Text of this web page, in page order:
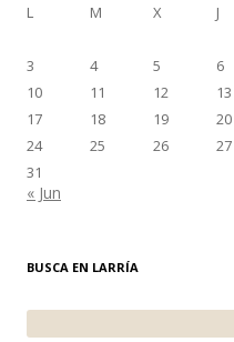
L
M X J
3
4 5 6
10
11 12 13
17
18 19 20
24
25 26 27
31
« Jun
BUSCA EN LARRÍA